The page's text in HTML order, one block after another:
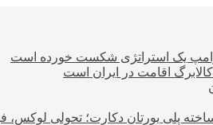
یک استراتژی شکست خورده است
اقامت در ایران است
ساخته پلی یورتان دکارت؛ تحولی